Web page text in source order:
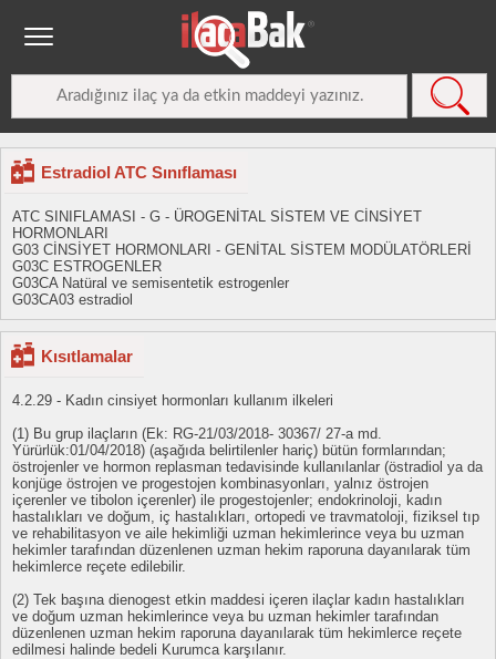
Estradiol ATC Sınıflaması
ATC SINIFLAMASI - G - ÜROGENİTAL SİSTEM VE CİNSİYET
HORMONLARI
G03 CİNSİYET HORMONLARI - GENİTAL SİSTEM MODÜLATÖRLERİ
G03C ESTROGENLER
G03CA Natüral ve semisentetik estrogenler
G03CA03 estradiol
Kısıtlamalar
4.2.29 - Kadın cinsiyet hormonları kullanım ilkeleri
(1) Bu grup ilaçların (Ek: RG-21/03/2018- 30367/ 27-a md.
Yürürlük:01/04/2018) (aşağıda belirtilenler hariç) bütün formlarından;
östrojenler ve hormon replasman tedavisinde kullanılanlar (östradiol ya da
konjüge östrojen ve progestojen kombinasyonları, yalnız östrojen
içerenler ve tibolon içerenler) ile progestojenler; endokrinoloji, kadın
hastalıkları ve doğum, iç hastalıkları, ortopedi ve travmatoloji, fiziksel tıp
ve rehabilitasyon ve aile hekimliği uzman hekimlerince veya bu uzman
hekimler tarafından düzenlenen uzman hekim raporuna dayanılarak tüm
hekimlerce reçete edilebilir.
(2) Tek başına dienogest etkin maddesi içeren ilaçlar kadın hastalıkları
ve doğum uzman hekimlerince veya bu uzman hekimler tarafından
düzenlenen uzman hekim raporuna dayanılarak tüm hekimlerce reçete
edilmesi halinde bedeli Kurumca karşılanır.